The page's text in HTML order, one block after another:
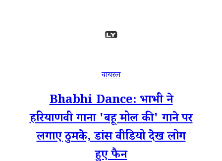
वायरल
Bhabhi Dance: भाभी ने
हरियाणवी गाना 'बहू मोल की' गाने पर
लगाए ठुमके, डांस वीडियो देख लोग
हुए फैन